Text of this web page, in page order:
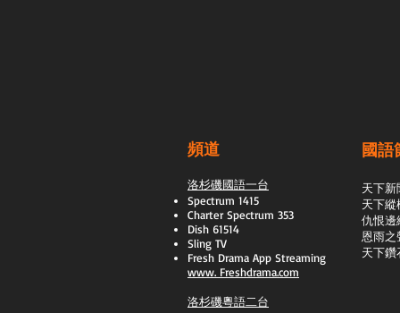
頻道
洛杉磯國語一台
Spectrum 1415
Charter Spectrum 353
Dish 61514
Sling TV
​Fresh Drama App Streaming
www. Freshdrama.com
洛杉磯粵語二台
國語
天下新
天下縱
仇恨邊
恩雨之
天下鑽